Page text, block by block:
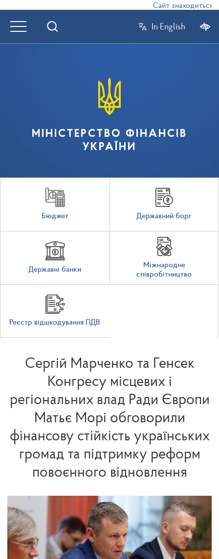
Сайт знаходиться в
In English
МІНІСТЕРСТВО ФІНАНСІВ
УКРАЇНИ
Бюджет Державний борг
Державні банки
Міжнародне
співробітництво
Реєстр відшкодування ПДВ
Сергій Марченко та Генсек
Конгресу місцевих і
регіональних влад Ради Європи
Матьє Морі обговорили
фінансову стійкість українських
громад та підтримку реформ
повоєнного відновлення